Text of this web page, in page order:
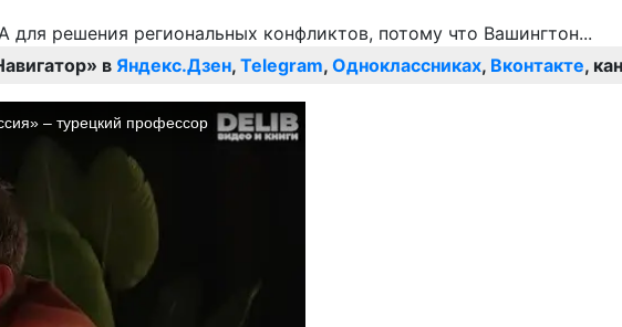
в Яндекс.Дзен, Telegram, Одноклассниках, Вконтакте,